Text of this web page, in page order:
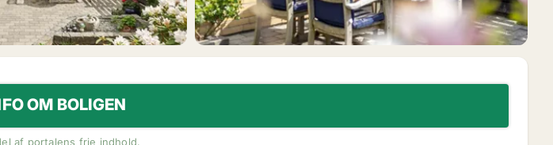
OM BOLIGEN
af portalens frie indhold.